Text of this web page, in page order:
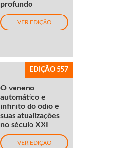
profundo
VER EDIÇÃO
EDIÇÃO 557
O veneno
automático e
infinito do ódio e
suas atualizações
no século XXI
VER EDIÇÃO